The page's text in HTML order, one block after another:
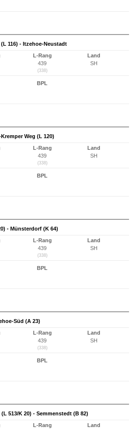
116) - Itzehoe-Neustadt
L-Rang
439
(338)
Land
SH
BPL
Weg (L 120)
L-Rang
439
(338)
Land
SH
BPL
- Münsterdorf (K 64)
L-Rang
439
(338)
Land
SH
BPL
Süd (A 23)
L-Rang
439
(338)
Land
SH
BPL
513/K 20) - Semmenstedt (B 82)
L-Rang
Land